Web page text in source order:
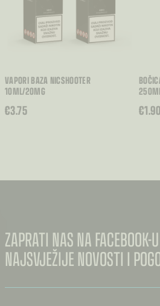
VAPORI BAZA NICSHOOTER
10ML/20MG
€3.75 €1.90
ZAPRATI NAS NA
NAJSVJEŽIJE NOVOSTI I